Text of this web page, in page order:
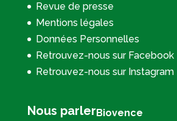
Revue de presse
Mentions légales
Données Personnelles
Retrouvez-nous sur Facebook
Retrouvez-nous sur Instagram
Nous parler Biovence